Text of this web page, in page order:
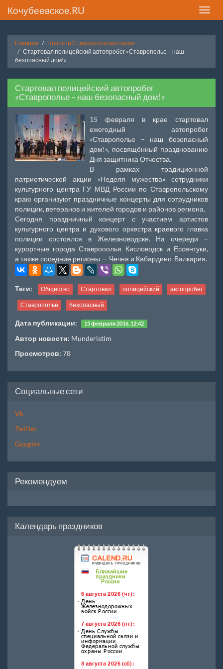
Toggle
Кочубеевское.RU
Главная
Новости Ставропольского края
Стартовал полицейский автопробег «Ставрополье – наш
безопасный дом!»
Стартовал полицейский автопробег
«Ставрополье – наш безопасный дом!»
15 февраля в крае стартовал
ежегодный автопробег
«Ставрополье – наш безопасный
дом!», посвящённый празднованию
Дня защитника Отчества.
В рамках традиционной
патриотической акции «Неделя мужества» сотрудники
культурного центра ГУ МВД России по Ставропольскому
краю организуют праздничные концерты для сотрудников
полиции, ветеранов и жителей городов и районов региона.
Сегодня праздничный концерт с участием артистов
культурного центра и духового оркестра краевого главка
полиции состоялся в Железноводске. На очереди –
курортные города Ставрополья Кисловодск и Ессентуки,
а также соседние регионы — Чечня и Кабардино-Балкария.
Теги: Общество Стартовал полицейский автопробег
Ставрополье безопасный
Дата публикации: 15 февраля 2016, 12:42
Автор новости: Munderistim
Просмотров: 78
Социальные сети
Vk
Twitter
Google+
Рекомендуем
Календарь праздников